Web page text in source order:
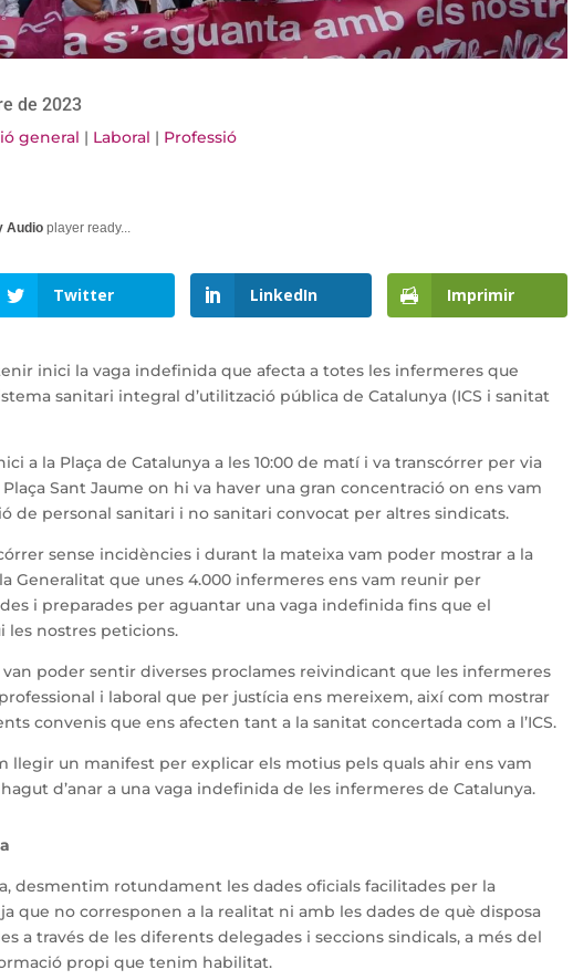
de 2023
general | Laboral | Professió
Audio player ready...
Twitter LinkedIn Imprimir
inici la vaga indefinida que afecta a totes les infermeres que
sanitari integral d’utilització pública de Catalunya (ICS i sanitat
a la Plaça de Catalunya a les 10:00 de matí i va transcórrer per via
Sant Jaume on hi va haver una gran concentració on ens vam
de personal sanitari i no sanitari convocat per altres sindicats.
sense incidències i durant la mateixa vam poder mostrar a la
Generalitat que unes 4.000 infermeres ens vam reunir per
i preparades per aguantar una vaga indefinida fins que el
les nostres peticions.
poder sentir diverses proclames reivindicant que les infermeres
i laboral que per justícia ens mereixem, així com mostrar
convenis que ens afecten tant a la sanitat concertada com a l’ICS.
llegir un manifest per explicar els motius pels quals ahir ens vam
d’anar a una vaga indefinida de les infermeres de Catalunya.
desmentim rotundament les dades oficials facilitades per la
que no corresponen a la realitat ni amb les dades de què disposa
a través de les diferents delegades i seccions sindicals, a més del
propi que tenim habilitat.